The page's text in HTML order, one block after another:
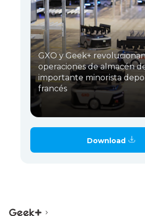
GXO y Geek+
operaciones de almacén
importante minorista
francés
Download